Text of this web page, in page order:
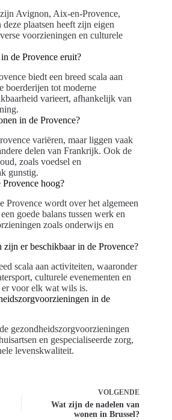
Avignon, Aix-en-Provence,
plaatsen heeft zijn eigen
voorzieningen en culturele
de Provence eruit?
biedt een breed scala aan
boerderijen tot moderne
varieert, afhankelijk van
in de Provence?
variëren, maar liggen vaak
delen van Frankrijk. Ook de
zoals voedsel en
gunstig.
hoog?
Provence wordt over het algemeen
goede balans tussen werk en
zoals onderwijs en
er beschikbaar in de Provence?
scala aan activiteiten, waaronder
culturele evenementen en
voor elk wat wils is.
in de
gezondheidszorgvoorzieningen
en gespecialiseerde zorg,
levenskwaliteit.
VOLGENDE
Wat zijn de nadelen van
wonen in Brussel?